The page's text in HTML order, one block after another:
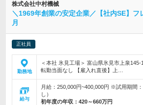
株式会社中村機械
＼1969年創業の安定企業／【社内SE】フ
月
正社員
勤務地
＜本社 氷見工場＞ 富山県氷見市上泉
転勤当面なし 【雇入れ直後】上…
給与
月給：250,000円~400,000円 ※試用期間
し）
初年度の年収： 420～660万円